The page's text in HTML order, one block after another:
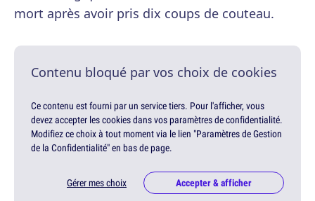
mort après avoir pris dix coups de couteau.
Contenu bloqué par vos choix de cookies
Ce contenu est fourni par un service tiers. Pour l'afficher, vous
devez accepter les cookies dans vos paramètres de confidentialité.
Modifiez ce choix à tout moment via le lien "Paramètres de Gestion
de la Confidentialité" en bas de page.
Gérer mes choix Accepter & afficher